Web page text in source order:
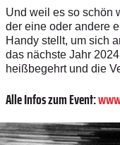
Und weil es so schön
der eine oder andere
Handy stellt, um sich
das nächste Jahr
heißbegehrt und die
Alle Infos zum Event: